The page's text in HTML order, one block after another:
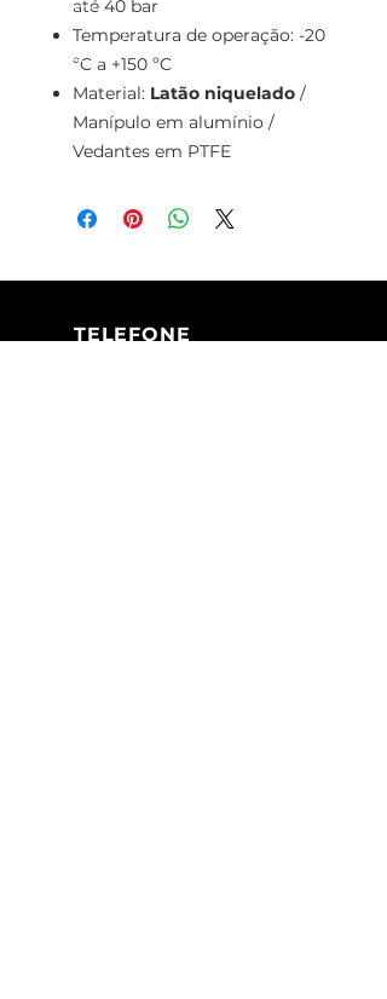
até 40 bar
Temperatura de operação: -20
ºC a +150 ºC
Material: Latão niquelado /
Manípulo em alumínio /
Vedantes em PTFE
TELEFONE